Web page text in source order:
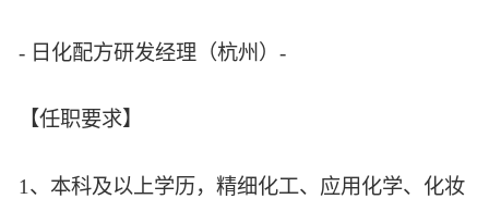
- 日化配方研发经理（杭州）-
【任职要求】
1、本科及以上学历，精细化工、应用化学、化妆